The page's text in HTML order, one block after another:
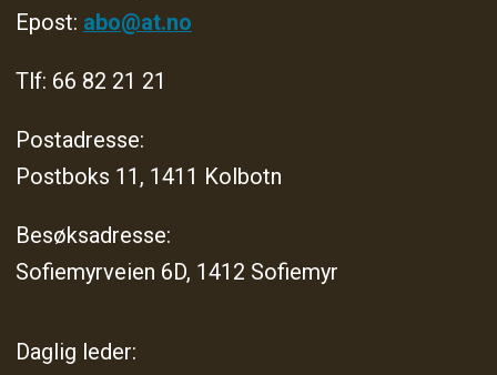
Epost: abo@at.no
Tlf: 66 82 21 21
Postadresse:
Postboks 11, 1411 Kolbotn
Besøksadresse:
Sofiemyrveien 6D, 1412 Sofiemyr
Daglig leder: